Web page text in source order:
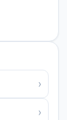
›
›